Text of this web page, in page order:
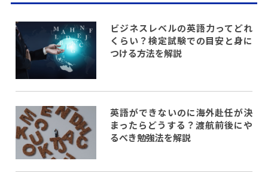
ビジネスレベルの英語力ってどれ
くらい？検定試験での目安と身に
つける方法を解説
英語ができないのに海外赴任が決
まったらどうする？渡航前後にや
るべき勉強法を解説